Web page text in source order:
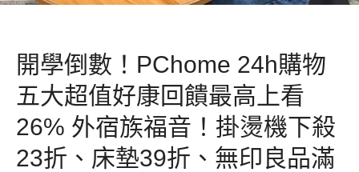
開學倒數！PChome 24h購物
五大超值好康回饋最高上看
26% 外宿族福音！掛燙機下殺
23折、床墊39折、無印良品滿